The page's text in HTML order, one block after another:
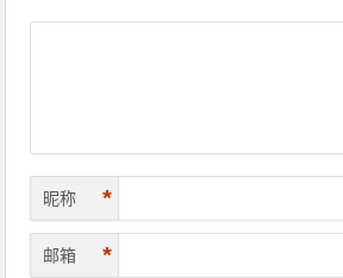
昵称 *
邮箱 *